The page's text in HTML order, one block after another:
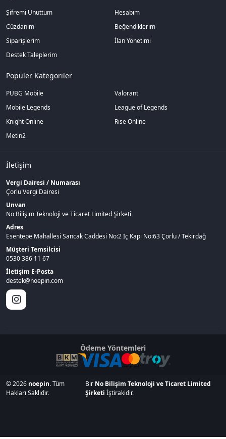
Şifremi Unuttum
Hesabım
Cüzdanım
Beğendiklerim
Siparişlerim
İlan Yönetimi
Destek Taleplerim
Popüler Kategoriler
PUBG Mobile
Valorant
Mobile Legends
League of Legends
Knight Online
Rise Online
Metin2
İletişim
Vergi Dairesi / Numarası
Çorlu Vergi Dairesi
Unvan
No Bilişim Teknoloji ve Ticaret Limited Şirketi
Adres
Esentepe Mahallesi Sancak Caddesi No:2 İç Kapı No:63 Çorlu / Tekirdağ
Müşteri Temsilcisi
0530 386 11 67
İletişim E-Posta
destek@noepin.com
Ödeme Yöntemleri
© 2026 noepin. Tüm
Hakları Saklıdır.
Bir No Bilişim Teknoloji ve Ticaret Limited
Şirketi İştirakidir.